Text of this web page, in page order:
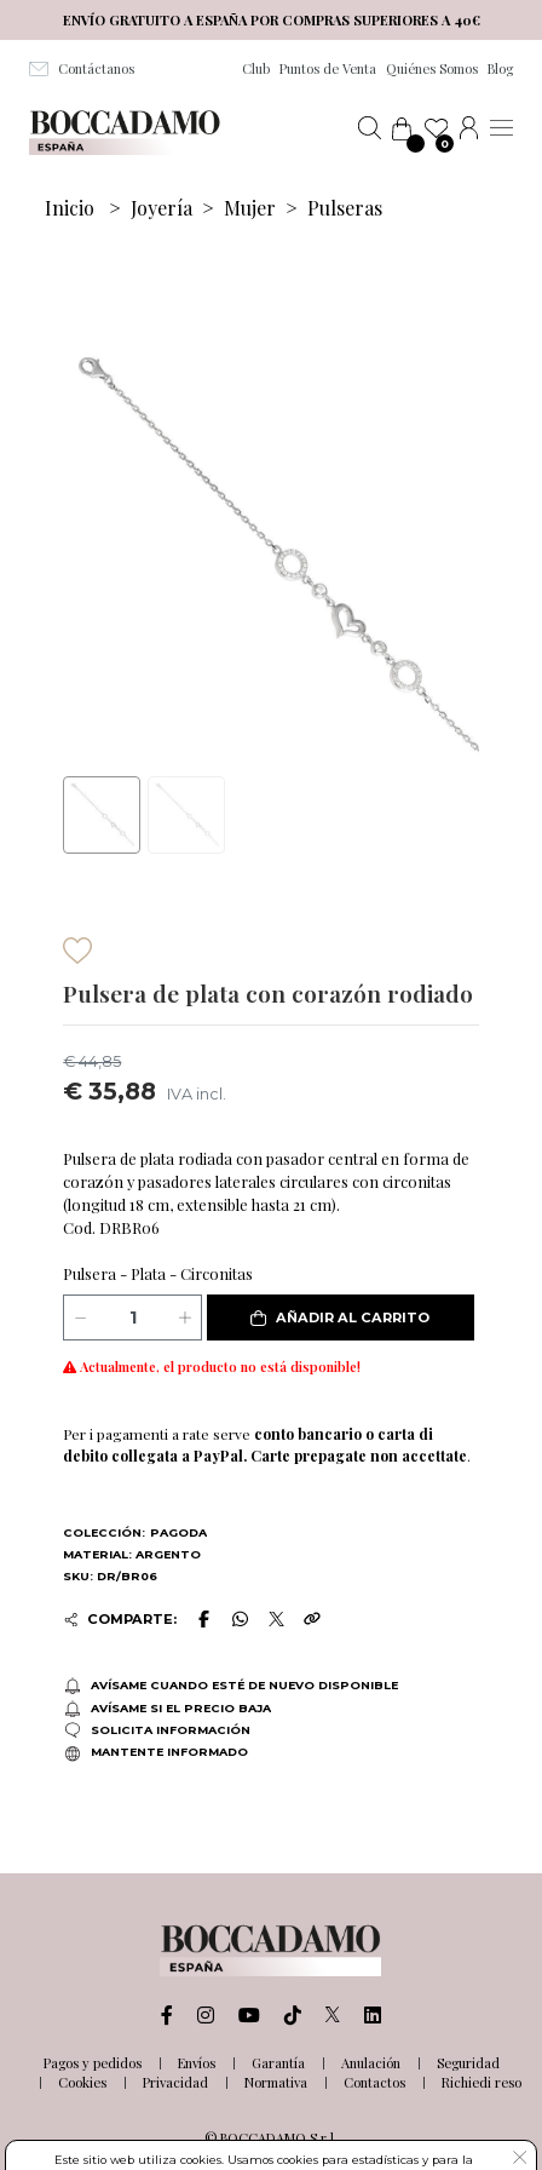
Salta al contenuto principale
ENVÍO GRATUITO A ESPAÑA POR COMPRAS SUPERIORES A 40€
Contáctanos Club Puntos de Venta Quiénes Somos Blog
0
Inicio > Joyería > Mujer > Pulseras
Pulsera de plata con corazón rodiado
€ 44,85
€ 35,88 IVA incl.
Pulsera de plata rodiada con pasador central en forma de
corazón y pasadores laterales circulares con circonitas
(longitud 18 cm, extensible hasta 21 cm).
Cod. DRBR06
Pulsera - Plata - Circonitas
AÑADIR AL CARRITO
Actualmente, el producto no está disponible!
Per i pagamenti a rate serve conto bancario o carta di
debito collegata a PayPal. Carte prepagate non accettate.
COLECCIÓN: PAGODA
MATERIAL: ARGENTO
SKU: DR/BR06
COMPARTE:
AVÍSAME CUANDO ESTÉ DE NUEVO DISPONIBLE
AVÍSAME SI EL PRECIO BAJA
SOLICITA INFORMACIÓN
MANTENTE INFORMADO
Pagos y pedidos Envíos Garantía Anulación
Seguridad
Cookies
Privacidad Normativa Contactos Richiedi reso
© BOCCADAMO S.r.l.
Via delle Industrie, 26
Este sitio web utiliza cookies. Usamos cookies para estadísticas y para la